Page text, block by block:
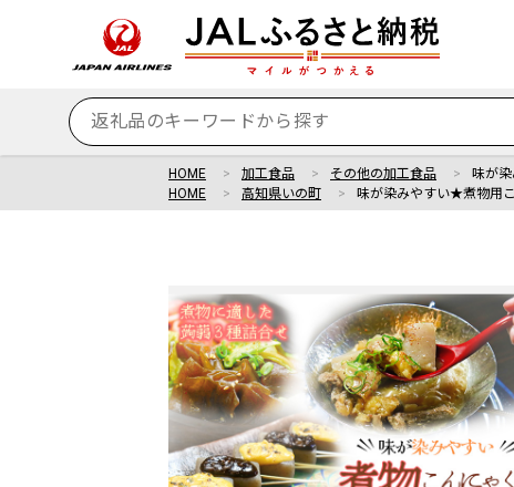
HOME 加工食品 その他の加工食品 味が
HOME
高知県いの町 味が染みやすい★煮物用